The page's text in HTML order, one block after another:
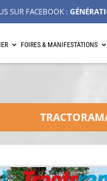
SUR FACEBOOK :
FOIRES & MANIFESTATIONS